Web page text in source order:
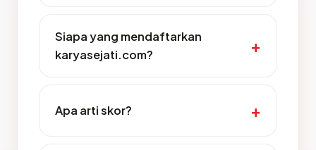
Siapa yang mendaftarkan
karyasejati.com?
Apa arti skor?